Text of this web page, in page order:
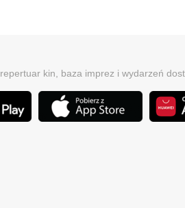
repertuar kin, baza imprez i wydarzeń